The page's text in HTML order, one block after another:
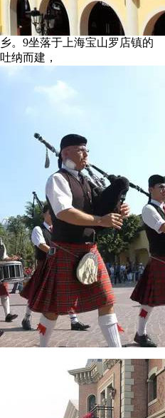
。9坐落于上海宝山罗店镇的
纳而建，